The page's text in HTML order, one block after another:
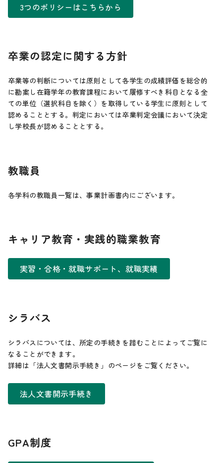
3つのポリシーはこちらから
卒業の認定に関する方針
卒業等の判断については原則として各学生の成績評価を総合的
に勘案し在籍学年の教育課程において履修すべき科目となる全
ての単位（選択科目を除く）を取得している学生に原則として
認めることとする。判定においては卒業判定会議において決定
し学校長が認めることとする。
教職員
各学科の教職員一覧は、事業計画書内にございます。
キャリア教育・実践的職業教育
実習・合格・就職サポート、就職実績
シラバス
シラバスについては、所定の手続きを踏むことによってご覧に
なることができます。
詳細は「法人文書開示手続き」のページをご覧ください。
法人文書開示手続き
GPA制度